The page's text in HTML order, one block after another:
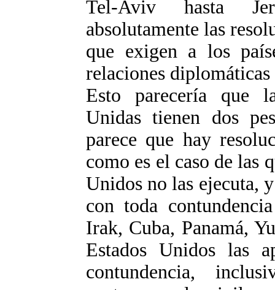
Tel-Aviv hasta
absolutamente las
que exigen a los
relaciones
Esto parecería que
Unidas tienen dos
parece que hay
como es el caso de las
Unidos no las ejecuta,
con toda
Irak, Cuba, Panamá,
Estados Unidos las
contundencia,